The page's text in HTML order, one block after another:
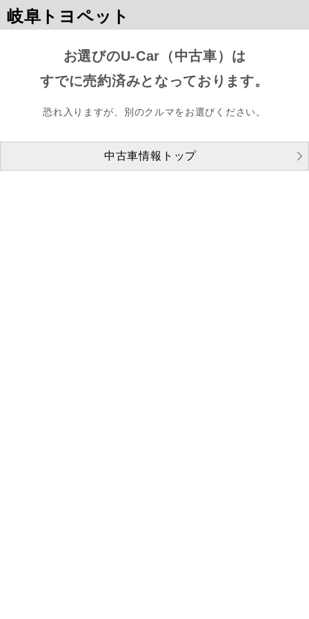
岐阜トヨペット
お選びのU-Car（中古車）は
すでに売約済みとなっております。
恐れ入りますが、別のクルマをお選びください。
中古車情報トップ